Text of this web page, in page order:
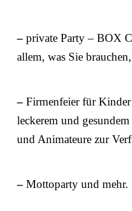
– private Party – BOX
allem, was Sie
– Firmenfeier für
leckerem und
und Animateure zur
– Mottoparty und mehr.